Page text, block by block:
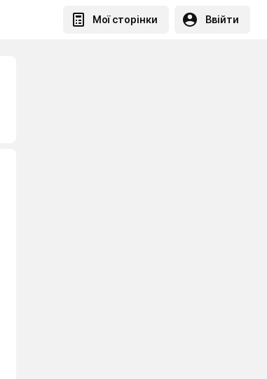
Мої сторінки Ввійти